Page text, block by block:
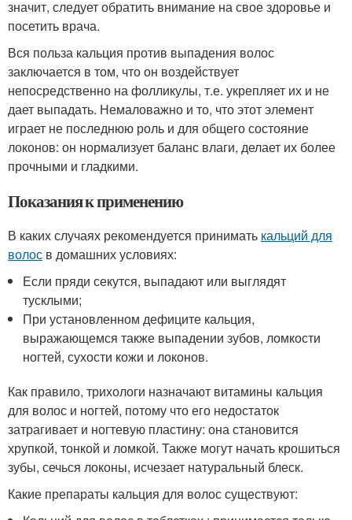
значит, следует обратить внимание на свое здоровье и
посетить врача.
Вся польза кальция против выпадения волос
заключается в том, что он воздействует
непосредственно на фолликулы, т.е. укрепляет их и не
дает выпадать. Немаловажно и то, что этот элемент
играет не последнюю роль и для общего состояние
локонов: он нормализует баланс влаги, делает их более
прочными и гладкими.
Показания к применению
В каких случаях рекомендуется принимать кальций для
волос в домашних условиях:
Если пряди секутся, выпадают или выглядят
тусклыми;
При установленном дефиците кальция,
выражающемся также выпадении зубов, ломкости
ногтей, сухости кожи и локонов.
Как правило, трихологи назначают витамины кальция
для волос и ногтей, потому что его недостаток
затрагивает и ногтевую пластину: она становится
хрупкой, тонкой и ломкой. Также могут начать крошиться
зубы, сечься локоны, исчезает натуральный блеск.
Какие препараты кальция для волос существуют: